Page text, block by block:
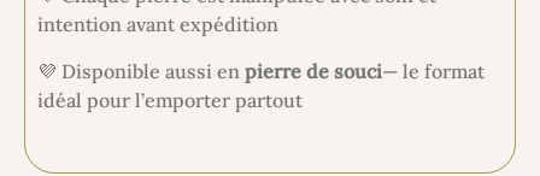
intention avant expédition
💜 Disponible aussi en pierre de souci— le format
idéal pour l’emporter partout